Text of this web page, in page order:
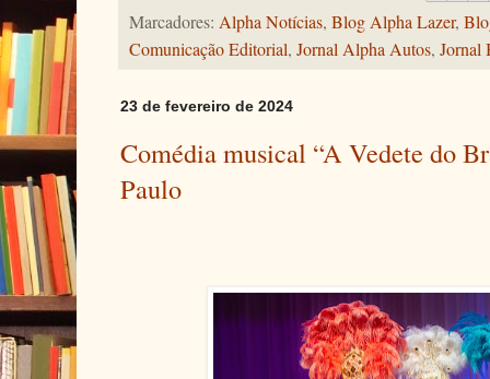
Marcadores: Alpha Notícias, Blog Alpha Lazer,
Comunicação Editorial, Jornal Alpha Autos, Jornal
23 de fevereiro de 2024
Comédia musical “A Vedete do
Paulo